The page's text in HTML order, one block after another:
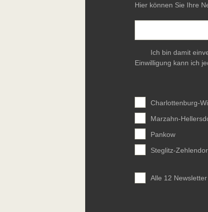
Hier können Sie Ihre
Ich bin damit
Einwilligung kann ich
Charlottenburg-
Marzahn-
Pankow
Steglitz-
Alle 12